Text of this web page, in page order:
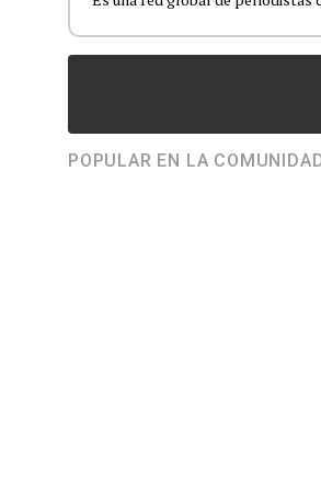
POPULAR EN LA